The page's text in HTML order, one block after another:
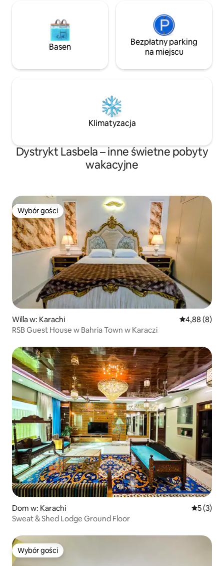
I NARKOTYKÓW ORAZ URZĄDZANIE
IMPREZ JAZAKALLAH KHAIR.
Basen
Bezpłatny parking
na miejscu
Klimatyzacja
Dystrykt Lasbela – inne świetne pobyty
wakacyjne
Wybór gości
Wybór gości
Willa w: Karachi Średnia
4,88 (8)
RSB Guest House w Bahria Town w Karaczi
Dom w: Karachi Średnia
5 (3)
Sweat & Shed Lodge Ground Floor
Wybór gości
Wybór gości